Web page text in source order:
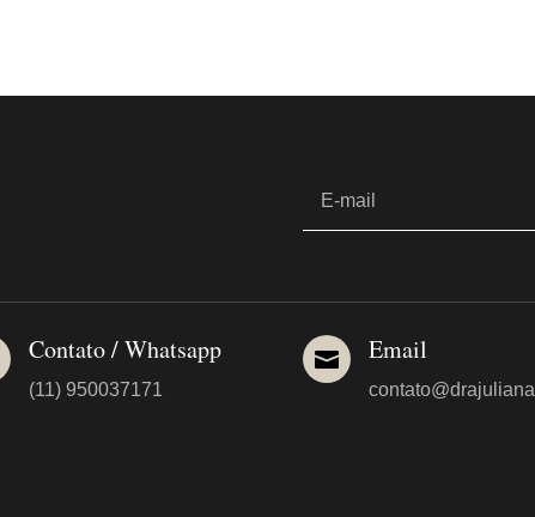
Contato / Whatsapp
(11) 950037171
 Email